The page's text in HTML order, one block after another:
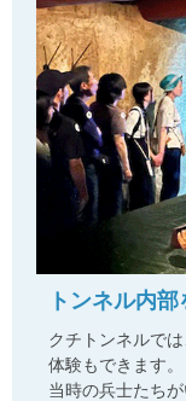
トンネル内
クチトンネルで
体験もできます
当時の兵士たち